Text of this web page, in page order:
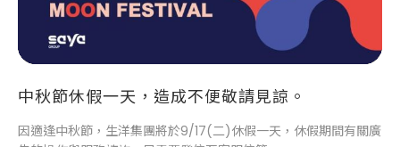
中秋節休假一天，造成不便敬請見諒。
因適逢中秋節，生洋集團將於9/17(二)休假一天，休假期間有關廣